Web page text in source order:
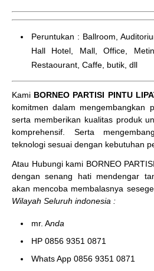
Peruntukan : Ballroom,
Hall Hotel, Mall, Office,
Restaourant, Caffe, butik, dll
Kami BORNEO PARTISI PINTU
komitmen dalam mengembangkan
serta memberikan kualitas produk
komprehensif. Serta
teknologi sesuai dengan kebutuhan
Atau Hubungi kami BORNEO
dengan senang hati mendengar
akan mencoba membalasnya
Wilayah Seluruh indonesia :
mr. Anda
HP 0856 9351 0871
Whats App 0856 9351 0871